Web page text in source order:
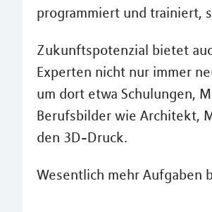
programmiert und trainiert,
Zukunftspotenzial bietet
Experten nicht nur immer
um dort etwa Schulungen,
Berufsbilder wie Architekt,
den 3D-Druck.
Wesentlich mehr Aufgaben